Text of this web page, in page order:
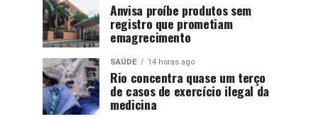
Anvisa proíbe produtos sem
registro que prometiam
emagrecimento
SAÚDE 14 horas ago
Rio concentra quase um terço
de casos de exercício ilegal da
medicina